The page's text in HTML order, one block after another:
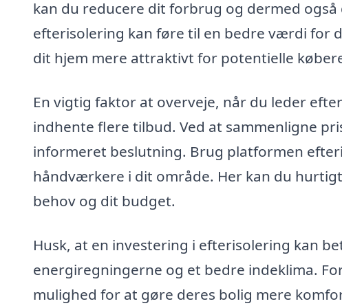
kan du reducere dit forbrug og dermed
efterisolering kan føre til en bedre værdi for
dit hjem mere attraktivt for potentielle
En vigtig faktor at overveje, når du leder
indhente flere tilbud. Ved at sammenligne
informeret beslutning. Brug platformen
håndværkere i dit område. Her kan du
behov og dit budget.
Husk, at en investering i efterisolering kan
energiregningerne og et bedre indeklima.
mulighed for at gøre deres bolig mere